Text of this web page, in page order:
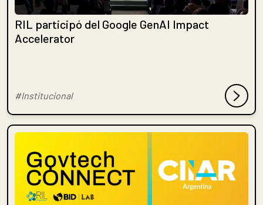
RIL participó del Google GenAI Impact
Accelerator
#Institucional